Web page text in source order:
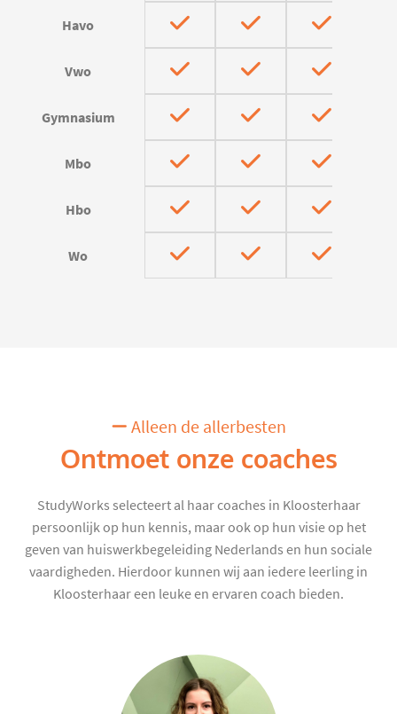
Havo
Vwo
Gymnasium
Mbo
Hbo
Wo
Alleen de allerbesten
Ontmoet onze coaches
StudyWorks selecteert al haar coaches in Kloosterhaar
persoonlijk op hun kennis, maar ook op hun visie op het
geven van huiswerkbegeleiding Nederlands en hun sociale
vaardigheden. Hierdoor kunnen wij aan iedere leerling in
Kloosterhaar een leuke en ervaren coach bieden.